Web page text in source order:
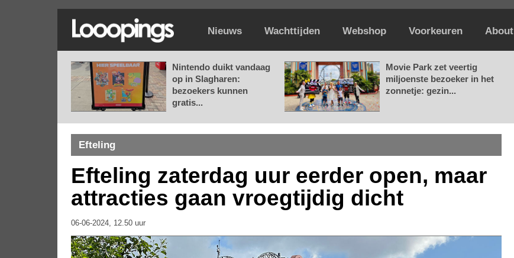
Nieuws Wachttijden Webshop Voorkeuren About
Nintendo duikt vandaag
op in Slagharen:
bezoekers kunnen
gratis...
Movie Park zet veertig
miljoenste bezoeker in het
zonnetje: gezin...
Efteling
Efteling zaterdag uur eerder open, maar
attracties gaan vroegtijdig dicht
06-06-2024, 12.50 uur